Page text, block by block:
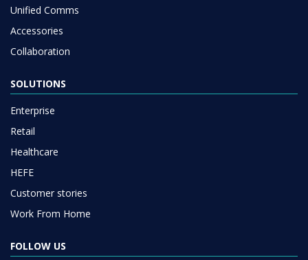
Unified Comms
Accessories
Collaboration
SOLUTIONS
Enterprise
Retail
Healthcare
HEFE
Customer stories
Work From Home
FOLLOW US